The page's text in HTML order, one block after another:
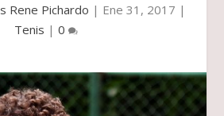
Rene Pichardo | Ene 31, 2017 |
Tenis | 0